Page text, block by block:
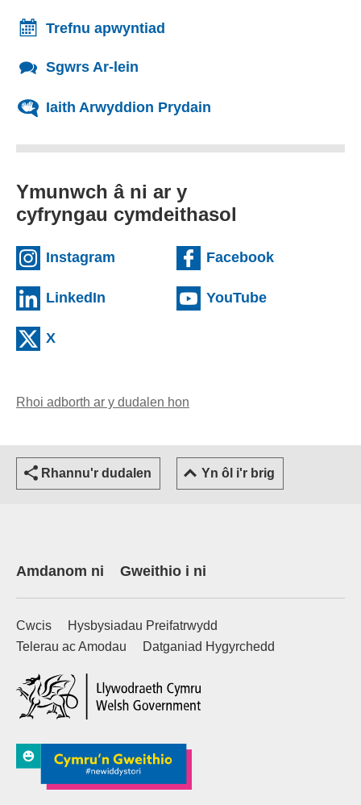
Trefnu apwyntiad
Sgwrs Ar-lein
Iaith Arwyddion Prydain
Ymunwch â ni ar y
cyfryngau cymdeithasol
Instagram (external websiteCY)
Facebook(external
LinkedIn (external websiteCY)
YouTube(external
X
Rhoi adborth ar y dudalen hon
Rhannu'r dudalen Yn ôl i'r brig
Amdanom ni Gweithio i ni
Cwcis
Hysbysiadau Preifatrwydd
Telerau ac Amodau
Datganiad Hygyrchedd
(external websiteCY)